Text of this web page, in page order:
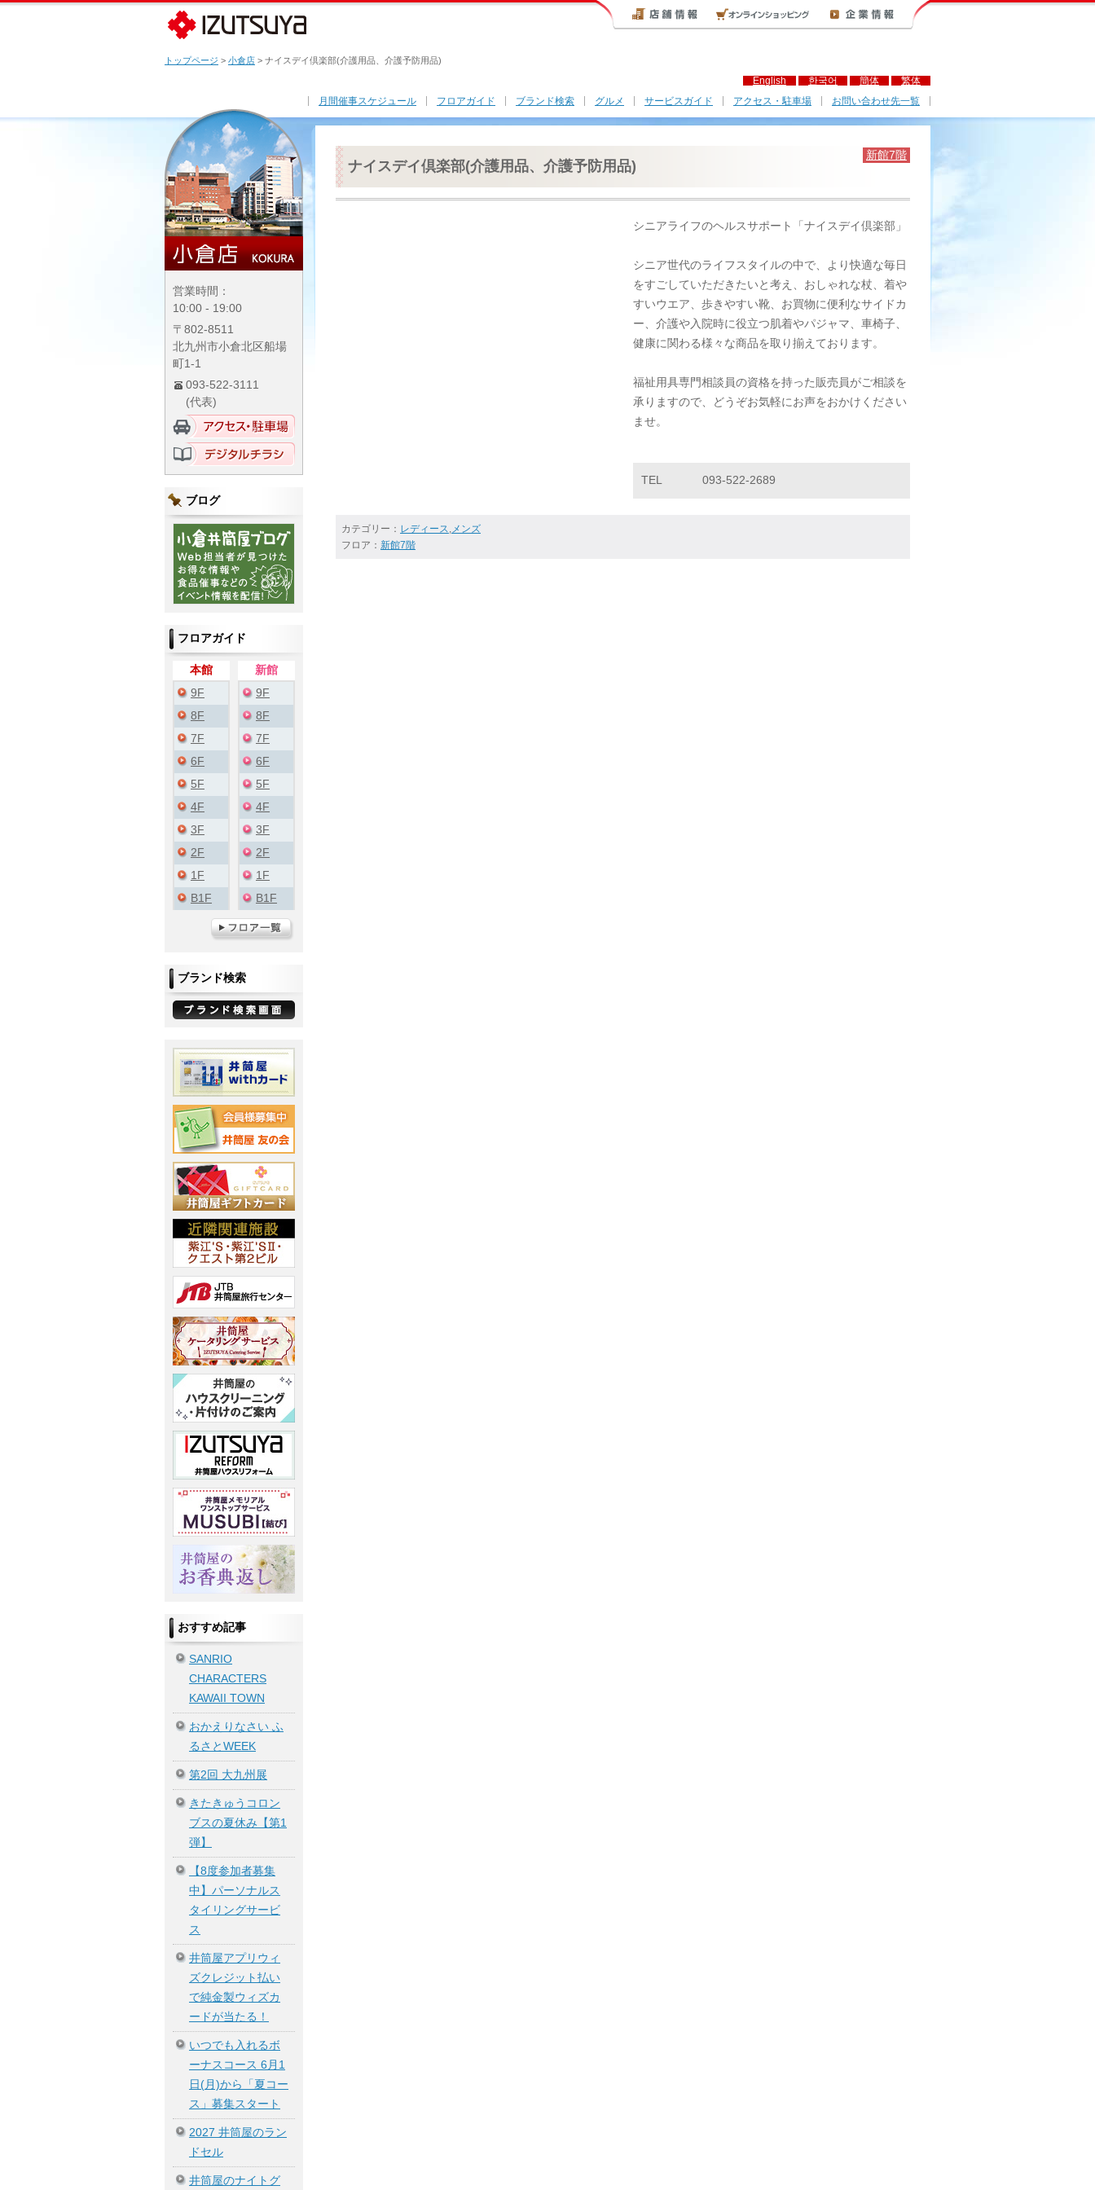
トップページ > 小倉店 > ナイスデイ倶楽部(介護用品、介護予防用品)
English 한국어 簡体 繁体
月間催事スケジュール フロアガイド ブランド検索 グルメ サービスガイド アクセス・駐車場 お問い合わせ先一覧
営業時間：
10:00 - 19:00
〒802-8511
北九州市小倉北区船場
町1-1
093-522-3111
(代表)
ブログ
フロアガイド
本館
9F
8F
7F
6F
5F
4F
3F
2F
1F
B1F
新館
9F
8F
7F
6F
5F
4F
3F
2F
1F
B1F
ブランド検索
おすすめ記事
SANRIO
CHARACTERS
KAWAII TOWN
おかえりなさい ふ
るさとWEEK
第2回 大九州展
きたきゅうコロン
ブスの夏休み【第1
弾】
【8度参加者募集
中】パーソナルス
タイリングサービ
ス
井筒屋アプリウィ
ズクレジット払い
で純金製ウィズカ
ードが当たる！
いつでも入れるボ
ーナスコース 6月1
日(月)から「夏コー
ス」募集スタート
2027 井筒屋のラン
ドセル
井筒屋のナイトグ
ナイスデイ倶楽部(介護用品、介護予防用品)
新館7階
シニアライフのヘルスサポート「ナイスデイ倶楽部」
シニア世代のライフスタイルの中で、より快適な毎日
をすごしていただきたいと考え、おしゃれな杖、着や
すいウエア、歩きやすい靴、お買物に便利なサイドカ
ー、介護や入院時に役立つ肌着やパジャマ、車椅子、
健康に関わる様々な商品を取り揃えております。
福祉用具専門相談員の資格を持った販売員がご相談を
承りますので、どうぞお気軽にお声をおかけください
ませ。
TEL 093-522-2689
カテゴリー： レディース
メンズ
フロア： 新館7階